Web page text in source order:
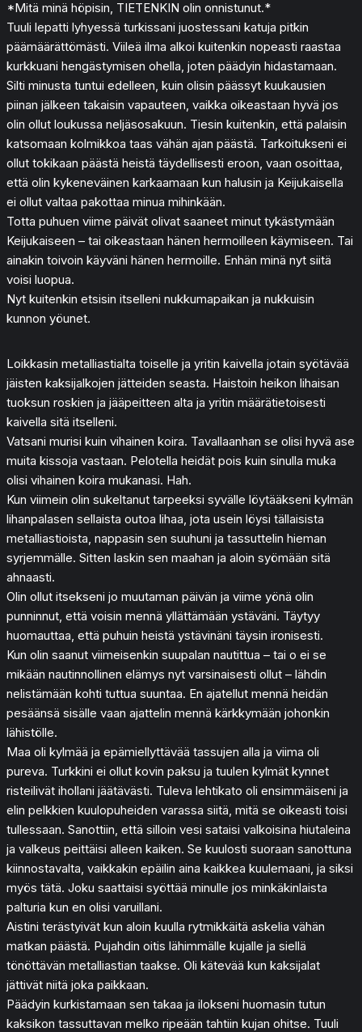
*Mitä minä höpisin, TIETENKIN olin onnistunut.*
Tuuli lepatti lyhyessä turkissani juostessani katuja pitkin
päämäärättömästi. Viileä ilma alkoi kuitenkin nopeasti raastaa
kurkkuani hengästymisen ohella, joten päädyin hidastamaan.
Silti minusta tuntui edelleen, kuin olisin päässyt kuukausien
piinan jälkeen takaisin vapauteen, vaikka oikeastaan hyvä jos
olin ollut loukussa neljäsosakuun. Tiesin kuitenkin, että palaisin
katsomaan kolmikkoa taas vähän ajan päästä. Tarkoitukseni ei
ollut tokikaan päästä heistä täydellisesti eroon, vaan osoittaa,
että olin kykeneväinen karkaamaan kun halusin ja Keijukaisella
ei ollut valtaa pakottaa minua mihinkään.
Totta puhuen viime päivät olivat saaneet minut tykästymään
Keijukaiseen – tai oikeastaan hänen hermoilleen käymiseen. Tai
ainakin toivoin käyväni hänen hermoille. Enhän minä nyt siitä
voisi luopua.
Nyt kuitenkin etsisin itselleni nukkumapaikan ja nukkuisin
kunnon yöunet.
Loikkasin metalliastialta toiselle ja yritin kaivella jotain syötävää
jäisten kaksijalkojen jätteiden seasta. Haistoin heikon lihaisan
tuoksun roskien ja jääpeitteen alta ja yritin määrätietoisesti
kaivella sitä itselleni.
Vatsani murisi kuin vihainen koira. Tavallaanhan se olisi hyvä ase
muita kissoja vastaan. Pelotella heidät pois kuin sinulla muka
olisi vihainen koira mukanasi. Hah.
Kun viimein olin sukeltanut tarpeeksi syvälle löytääkseni kylmän
lihanpalasen sellaista outoa lihaa, jota usein löysi tällaisista
metalliastioista, nappasin sen suuhuni ja tassuttelin hieman
syrjemmälle. Sitten laskin sen maahan ja aloin syömään sitä
ahnaasti.
Olin ollut itsekseni jo muutaman päivän ja viime yönä olin
punninnut, että voisin mennä yllättämään ystäväni. Täytyy
huomauttaa, että puhuin heistä ystävinäni täysin ironisesti.
Kun olin saanut viimeisenkin suupalan nautittua – tai o ei se
mikään nautinnollinen elämys nyt varsinaisesti ollut – lähdin
nelistämään kohti tuttua suuntaa. En ajatellut mennä heidän
pesäänsä sisälle vaan ajattelin mennä kärkkymään johonkin
lähistölle.
Maa oli kylmää ja epämiellyttävää tassujen alla ja viima oli
pureva. Turkkini ei ollut kovin paksu ja tuulen kylmät kynnet
risteilivät ihollani jäätävästi. Tuleva lehtikato oli ensimmäiseni ja
elin pelkkien kuulopuheiden varassa siitä, mitä se oikeasti toisi
tullessaan. Sanottiin, että silloin vesi sataisi valkoisina hiutaleina
ja valkeus peittäisi alleen kaiken. Se kuulosti suoraan sanottuna
kiinnostavalta, vaikkakin epäilin aina kaikkea kuulemaani, ja siksi
myös tätä. Joku saattaisi syöttää minulle jos minkäkinlaista
palturia kun en olisi varuillani.
Aistini terästyivät kun aloin kuulla rytmikkäitä askelia vähän
matkan päästä. Pujahdin oitis lähimmälle kujalle ja siellä
tönöttävän metalliastian taakse. Oli kätevää kun kaksijalat
jättivät niitä joka paikkaan.
Päädyin kurkistamaan sen takaa ja ilokseni huomasin tutun
kaksikon tassuttavan melko ripeään tahtiin kujan ohitse. Tuuli